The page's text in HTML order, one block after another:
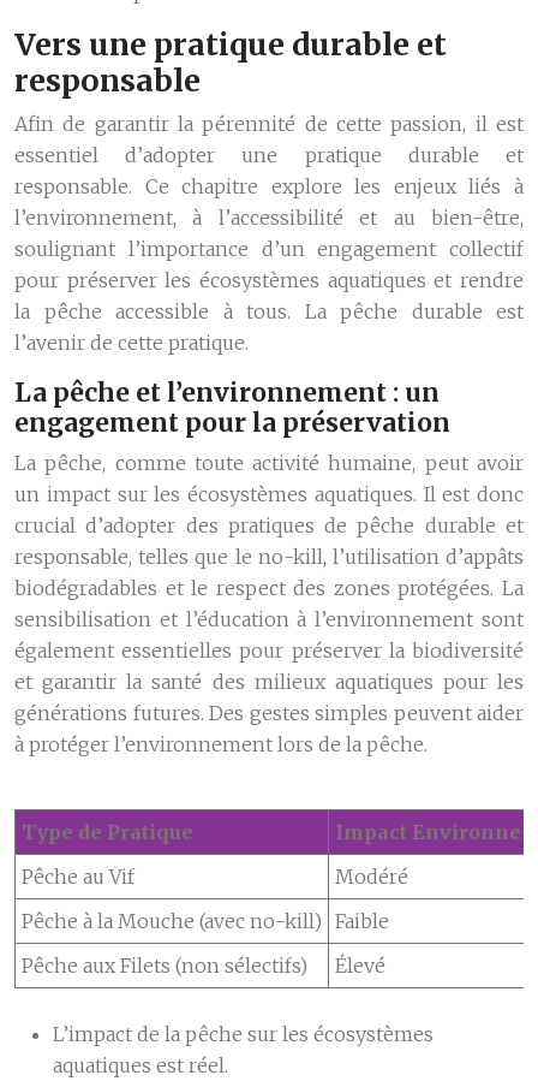
Vers une pratique durable et
responsable
Afin de garantir la pérennité de cette passion, il est
essentiel d’adopter une pratique durable et
responsable. Ce chapitre explore les enjeux liés à
l’environnement, à l’accessibilité et au bien-être,
soulignant l’importance d’un engagement collectif
pour préserver les écosystèmes aquatiques et rendre
la pêche accessible à tous. La pêche durable est
l’avenir de cette pratique.
La pêche et l’environnement : un
engagement pour la préservation
La pêche, comme toute activité humaine, peut avoir
un impact sur les écosystèmes aquatiques. Il est donc
crucial d’adopter des pratiques de pêche durable et
responsable, telles que le no-kill, l’utilisation d’appâts
biodégradables et le respect des zones protégées. La
sensibilisation et l’éducation à l’environnement sont
également essentielles pour préserver la biodiversité
et garantir la santé des milieux aquatiques pour les
générations futures. Des gestes simples peuvent aider
à protéger l’environnement lors de la pêche.
Type de Pratique
Impact
Pêche au Vif
Modéré
Pêche à la Mouche (avec no-kill) Faible
Pêche aux Filets (non sélectifs)
Élevé
L’impact de la pêche sur les écosystèmes
aquatiques est réel.